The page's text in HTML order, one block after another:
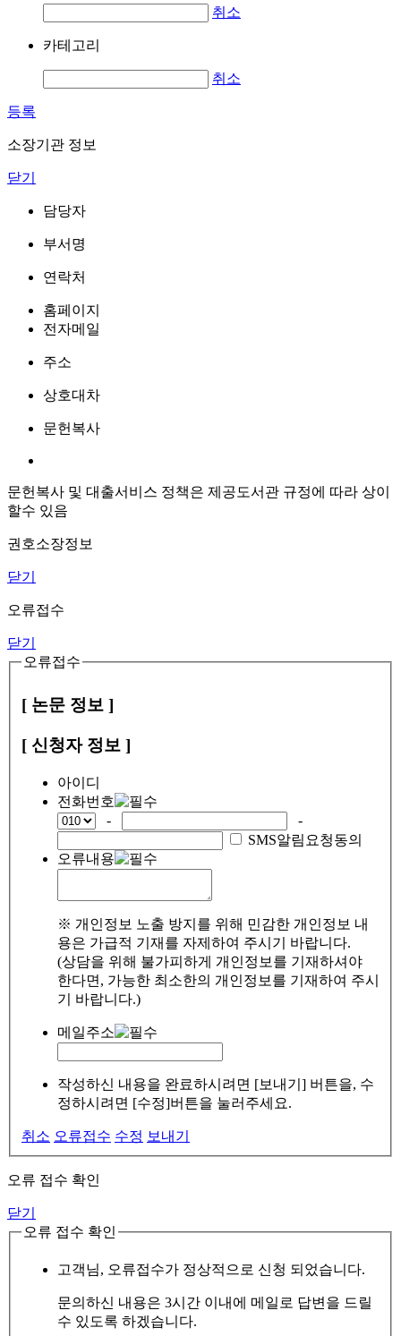
취소
카테고리
취소
등록
소장기관 정보
닫기
담당자
부서명
연락처
홈페이지
전자메일
주소
상호대차
문헌복사
문헌복사 및 대출서비스 정책은 제공도서관 규정에 따라 상이
할수 있음
권호소장정보
닫기
오류접수
닫기
오류접수
[ 논문 정보 ]
[ 신청자 정보 ]
아이디
전화번호
-
-
SMS알림요청동의
오류내용
※ 개인정보 노출 방지를 위해 민감한 개인정보 내
용은 가급적 기재를 자제하여 주시기 바랍니다.
(상담을 위해 불가피하게 개인정보를 기재하셔야
한다면, 가능한 최소한의 개인정보를 기재하여 주시
기 바랍니다.)
메일주소
작성하신 내용을 완료하시려면 [보내기] 버튼을, 수
정하시려면 [수정]버튼을 눌러주세요.
취소 오류접수 수정 보내기
오류 접수 확인
닫기
오류 접수 확인
고객님, 오류접수가 정상적으로 신청 되었습니다.
문의하신 내용은 3시간 이내에 메일로 답변을 드릴
수 있도록 하겠습니다.